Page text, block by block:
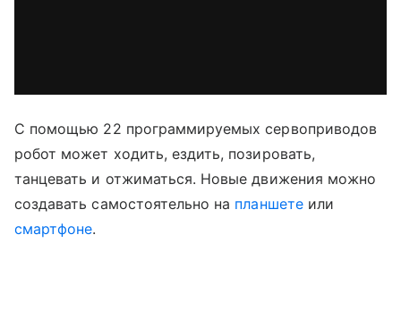
С помощью 22 программируемых сервоприводов
робот может ходить, ездить, позировать,
танцевать и отжиматься. Новые движения можно
создавать самостоятельно на планшетеили
смартфоне.